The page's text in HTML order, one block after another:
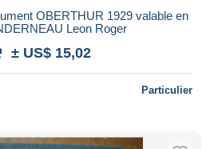
OBERTHUR 1929 valable en
Leon Roger
± US$ 15,02
Particulier